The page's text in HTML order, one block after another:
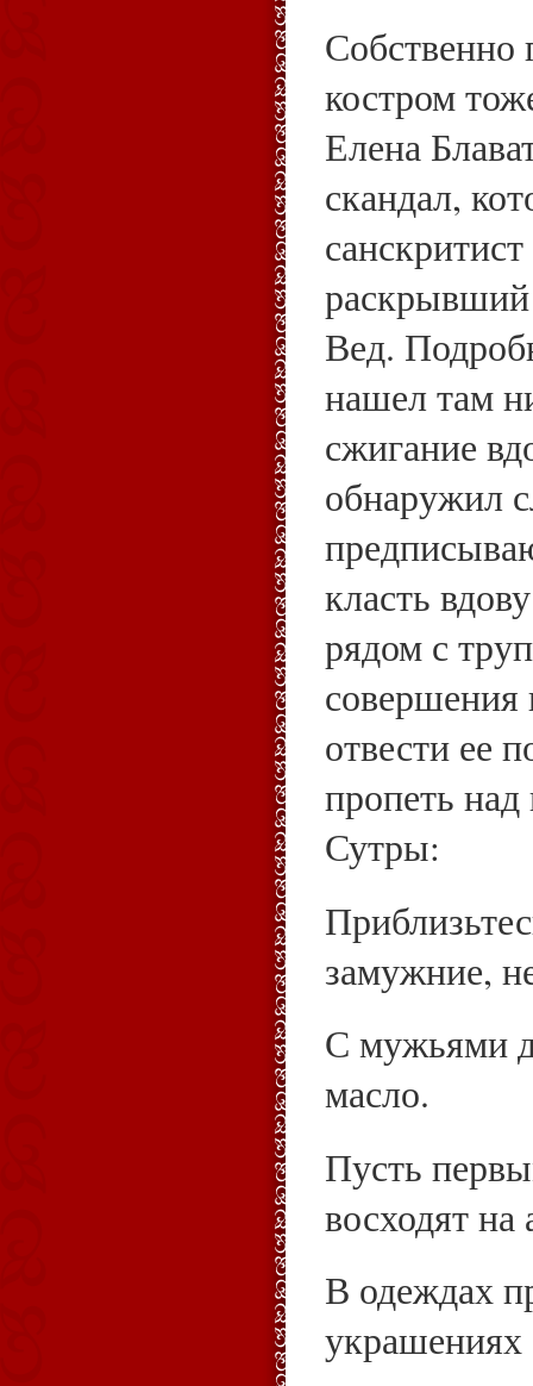
Собственно
костром
Елена
скандал,
раскрывший
Вед.
нашел там
сжигание
обнаружил
класть
рядом с
отвести ее
пропеть
Сутры:
замужние,
С мужьями
масло.
Пусть
восходят на
В одеждах
украшениях